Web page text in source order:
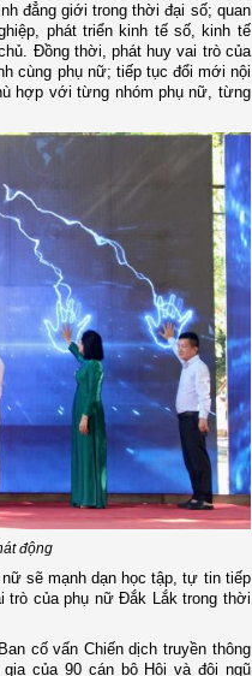
đẳng giới trong thời đại số; quan
phát triển kinh tế số, kinh tế
Đồng thời, phát huy vai trò của
cùng phụ nữ; tiếp tục đổi mới nội
hợp với từng nhóm phụ nữ, từng
động
sẽ mạnh dạn học tập, tự tin tiếp
trò của phụ nữ Đắk Lắk trong thời
cố vấn Chiến dịch truyền thông
của 90 cán bộ Hội và đội ngũ